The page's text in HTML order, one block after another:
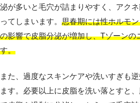
泌が多いと毛穴が詰まりやすく、アク
ってしまいます。 思春期には性ホルモ
の影響で皮脂分泌が増加し、Tゾーンの
す。
また、過度なスキンケアや洗いすぎも
ます。必要以上に皮脂を洗い落とすと